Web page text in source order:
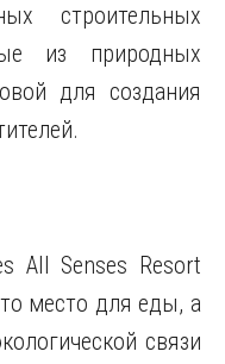
строительных
из природных
для создания
All Senses Resort
место для еды, а
связи